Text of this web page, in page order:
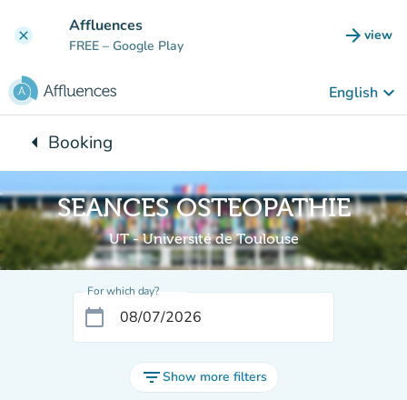
clear Affluences
FREE – Google Play arrow_forward view
(new
English keyboard_arrow_down
arrow_leftBack to:
Booking
SEANCES OSTEOPATHIE
UT - Université de Toulouse
For which day?
calendar_today
filter_listShow more filters